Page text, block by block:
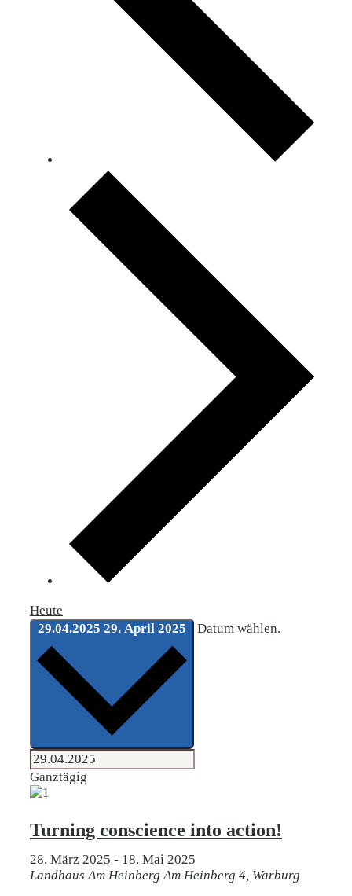
Heute
29.04.2025 29. April 2025 Datum wählen.
Ganztägig
Turning conscience into action!
28. März 2025 - 18. Mai 2025
Landhaus Am HeinbergAm Heinberg 4, Warburg